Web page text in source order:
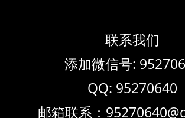
联系我们
添加微信号:
QQ: 95270640
邮箱联系：